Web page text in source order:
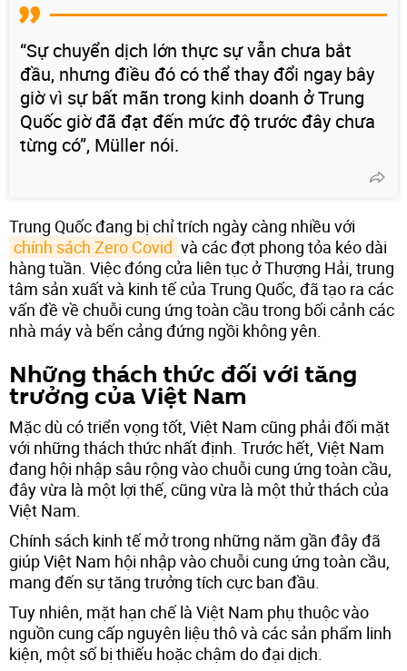
“Sự chuyển dịch lớn thực sự vẫn chưa bắt
đầu, nhưng điều đó có thể thay đổi ngay bây
giờ vì sự bất mãn trong kinh doanh ở Trung
Quốc giờ đã đạt đến mức độ trước đây chưa
từng có”, Müller nói.
Trung Quốc đang bị chỉ trích ngày càng nhiều với
chính sách Zero Covid và các đợt phong tỏa kéo dài
hàng tuần. Việc đóng cửa liên tục ở Thượng Hải, trung
tâm sản xuất và kinh tế của Trung Quốc, đã tạo ra các
vấn đề về chuỗi cung ứng toàn cầu trong bối cảnh các
nhà máy và bến cảng đứng ngồi không yên.
Những thách thức đối với tăng
trưởng của Việt Nam
Mặc dù có triển vọng tốt, Việt Nam cũng phải đối mặt
với những thách thức nhất định. Trước hết, Việt Nam
đang hội nhập sâu rộng vào chuỗi cung ứng toàn cầu,
đây vừa là một lợi thế, cũng vừa là một thử thách của
Việt Nam.
Chính sách kinh tế mở trong những năm gần đây đã
giúp Việt Nam hội nhập vào chuỗi cung ứng toàn cầu,
mang đến sự tăng trưởng tích cực ban đầu.
Tuy nhiên, mặt hạn chế là Việt Nam phụ thuộc vào
nguồn cung cấp nguyên liệu thô và các sản phẩm linh
kiện, một số bị thiếu hoặc chậm do đại dịch.